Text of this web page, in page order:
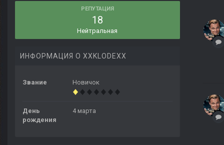
РЕПУТАЦИЯ
18
Нейтральная
ИНФОРМАЦИЯ О XXKLODEXX
Звание Новичок
День
рождения
4 марта